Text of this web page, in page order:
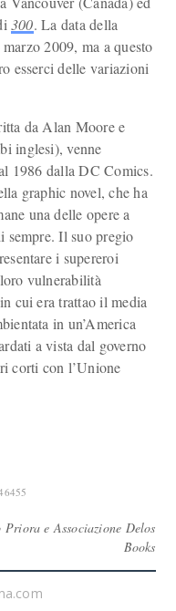
300. La data della
2009, ma a questo
esserci delle variazioni
da Alan Moore e
inglesi), venne
1986 dalla DC Comics.
graphic novel, che ha
una delle opere a
sempre. Il suo pregio
i supereroi
vulnerabilità
cui era trattao il media
in un’America
a vista dal governo
corti con l’Unione
e Associazione Delos
Books